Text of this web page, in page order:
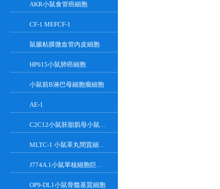
AKR小鼠食管癌細胞
CF-1 MEFCF-1
鼠腸粘膜微血管內皮細胞
HP615小鼠肺癌細胞
小鼠前B淋巴母細胞瘤細胞
AE-1
C2C12小鼠胚胎肌母小鼠胚胎肌母細胞
MLTC-1 小鼠睪丸間質細胞瘤細胞系
J774A.1小鼠單核細胞巨噬細胞
OP9-DL1小鼠骨髓基質細胞